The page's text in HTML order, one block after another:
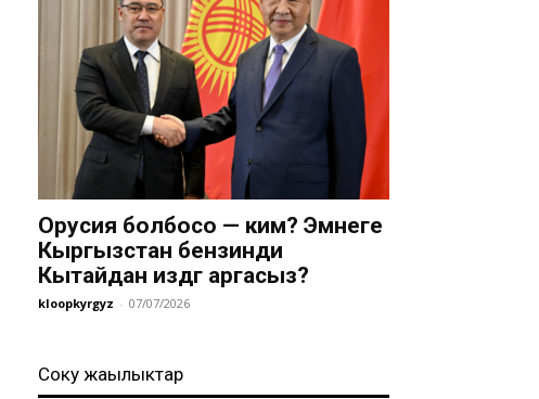
Орусия болбосо — ким? Эмнеге
Кыргызстан бензинди
Кытайдан издөөгө аргасыз?
kloopkyrgyz - 07/07/2026
Соңку жаңылыктар